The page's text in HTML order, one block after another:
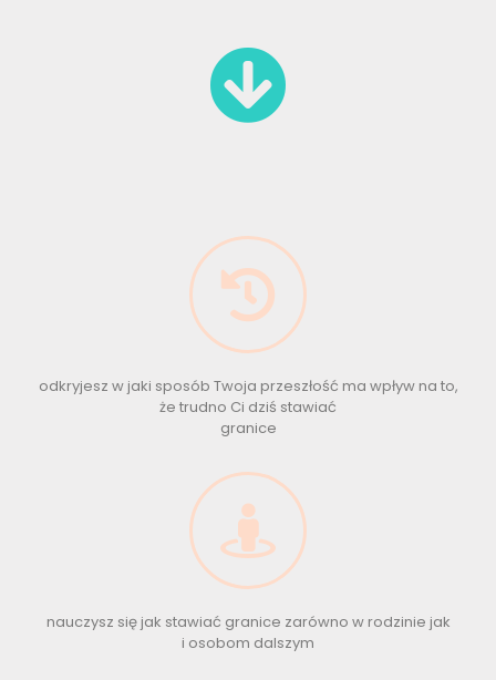
odkryjesz w jaki sposób Twoja przeszłość ma wpływ na to,
że trudno Ci dziś stawiać
granice
nauczysz się jak stawiać granice zarówno w rodzinie jak
i osobom dalszym